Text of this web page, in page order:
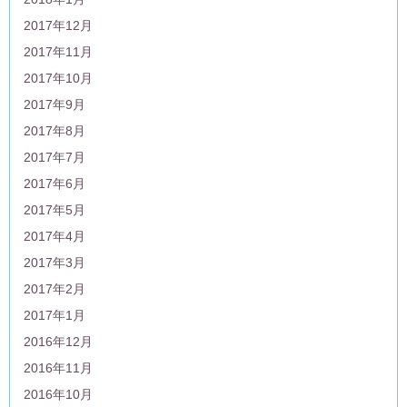
2017年12月
2017年11月
2017年10月
2017年9月
2017年8月
2017年7月
2017年6月
2017年5月
2017年4月
2017年3月
2017年2月
2017年1月
2016年12月
2016年11月
2016年10月